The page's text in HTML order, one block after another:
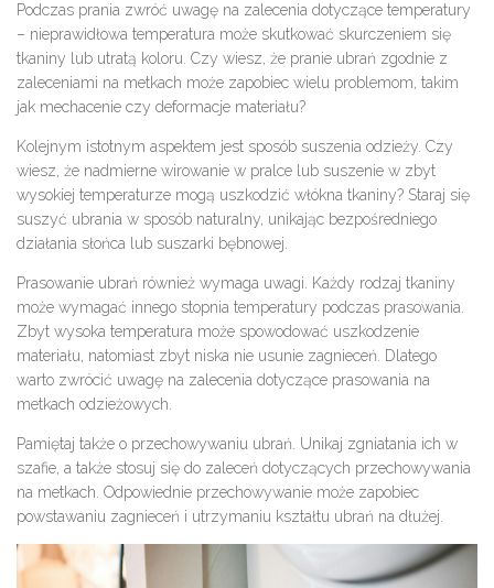
Podczas prania zwróć uwagę na zalecenia dotyczące temperatury
– nieprawidłowa temperatura może skutkować skurczeniem się
tkaniny lub utratą koloru. Czy wiesz, że pranie ubrań zgodnie z
zaleceniami na metkach może zapobiec wielu problemom, takim
jak mechacenie czy deformacje materiału?
Kolejnym istotnym aspektem jest sposób suszenia odzieży. Czy
wiesz, że nadmierne wirowanie w pralce lub suszenie w zbyt
wysokiej temperaturze mogą uszkodzić włókna tkaniny? Staraj się
suszyć ubrania w sposób naturalny, unikając bezpośredniego
działania słońca lub suszarki bębnowej.
Prasowanie ubrań również wymaga uwagi. Każdy rodzaj tkaniny
może wymagać innego stopnia temperatury podczas prasowania.
Zbyt wysoka temperatura może spowodować uszkodzenie
materiału, natomiast zbyt niska nie usunie zagnieceń. Dlatego
warto zwrócić uwagę na zalecenia dotyczące prasowania na
metkach odzieżowych.
Pamiętaj także o przechowywaniu ubrań. Unikaj zgniatania ich w
szafie, a także stosuj się do zaleceń dotyczących przechowywania
na metkach. Odpowiednie przechowywanie może zapobiec
powstawaniu zagnieceń i utrzymaniu kształtu ubrań na dłużej.